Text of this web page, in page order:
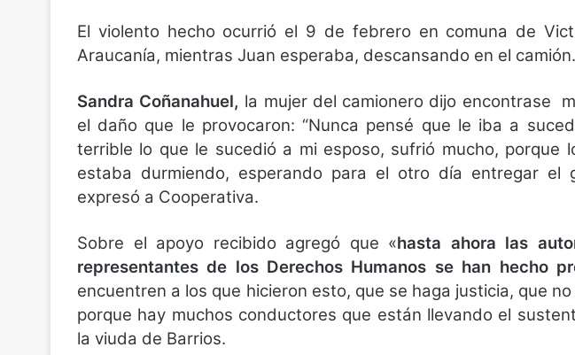
El violento hecho ocurrió el 9 de febrero en comuna de
Araucanía, mientras Juan esperaba, descansando en el camión.
Sandra Coñanahuel, la mujer del camionero dijo encontrase
el daño que le provocaron: “Nunca pensé que le iba a
terrible lo que le sucedió a mi esposo, sufrió mucho, porque
estaba durmiendo, esperando para el otro día entregar el
expresó a Cooperativa.
Sobre el apoyo recibido agregó que «hasta ahora las
representantes de los Derechos Humanos se han hecho
encuentren a los que hicieron esto, que se haga justicia, que
porque hay muchos conductores que están llevando el
la viuda de Barrios.